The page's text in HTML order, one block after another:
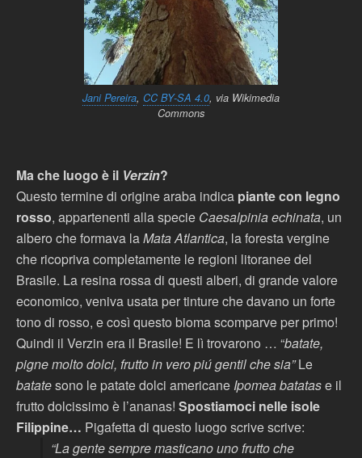
Jani Pereira, CC BY-SA 4.0, via Wikimedia
Commons
Ma che luogo è il Verzin?
Questo termine di origine araba indica piante con legno
rosso, appartenenti alla specie Caesalpinia echinata, un
albero che formava laMata Atlantica, la foresta vergine
che ricopriva completamente le regioni litoranee del
Brasile. La resina rossa di questi alberi, di grande valore
economico, veniva usata per tinture che davano un forte
tono di rosso, e così questo bioma scomparve per primo!
Quindi il Verzin era il Brasile! E lì trovarono … “batate,
pigne molto dolci, frutto in vero piú gentil che sia”Le
batatesono le patate dolci americane Ipomea batatase il
frutto dolcissimo è l’ananas! Spostiamoci nelle isole
Filippine… Pigafetta di questo luogo scrive scrive:
“La gente sempre masticano uno frutto che